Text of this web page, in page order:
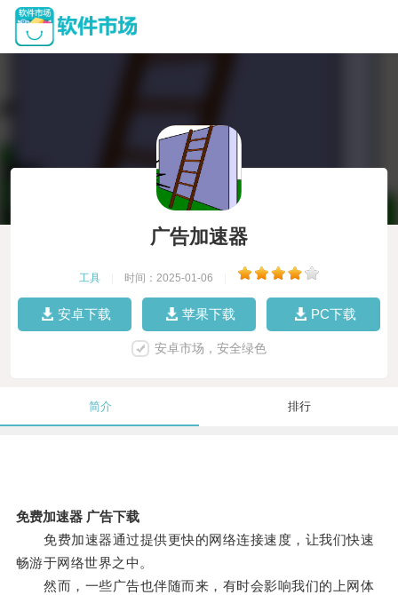
广告加速器
工具 时间：2025-01-06
安卓下载 苹果下载 PC下载
安卓市场，安全绿色
简介 排行
免费加速器 广告下载
免费加速器通过提供更快的网络连接速度，让我们快速
畅游于网络世界之中。
然而，一些广告也伴随而来，有时会影响我们的上网体